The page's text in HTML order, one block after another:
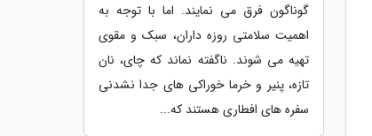
گوناگون فرق می نمایند. اما با توجه به
اهمیت سلامتی روزه داران، سبک و مقوی
تهیه می شوند. ناگفته نماند که چای، نان
تازه، پنیر و خرما خوراکی های جدا نشدنی
سفره های افطاری هستند که...